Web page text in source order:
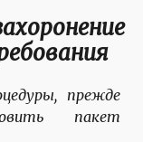
прежде
пакет